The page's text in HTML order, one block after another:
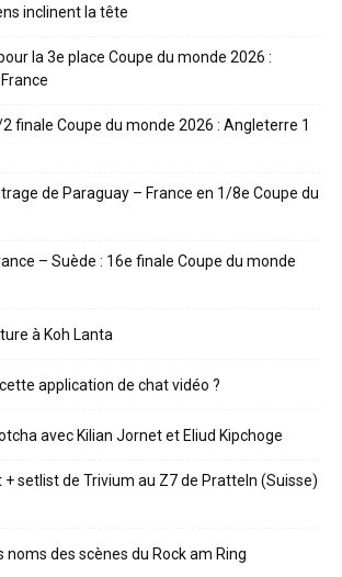
inclinent la tête
la 3e place Coupe du monde 2026 :
finale Coupe du monde 2026 : Angleterre 1
de Paraguay – France en 1/8e Coupe du
– Suède : 16e finale Coupe du monde
à Koh Lanta
application de chat vidéo ?
avec Kilian Jornet et Eliud Kipchoge
+ setlist de Trivium au Z7 de Pratteln (Suisse)
noms des scènes du Rock am Ring